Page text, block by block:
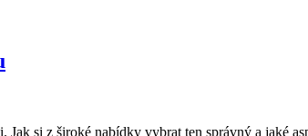
si z široké nabídky vybrat ten správný a jaké